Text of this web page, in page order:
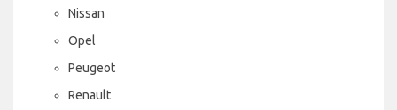
Nissan
Opel
Peugeot
Renault